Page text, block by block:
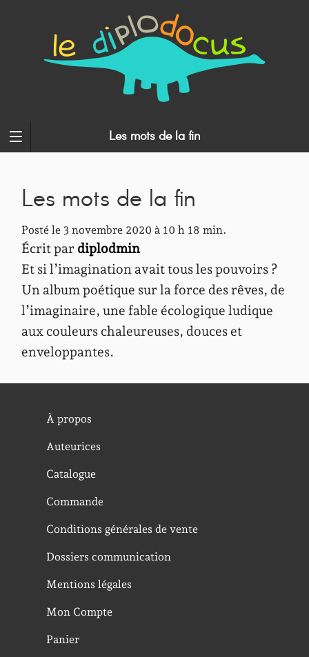
Les mots de la fin
Les mots de la fin
Posté le 3 novembre 2020 à 10 h 18 min.
Écrit par diplodmin
Et si l’imagination avait tous les pouvoirs ?
Un album poétique sur la force des rêves, de
l’imaginaire, une fable écologique ludique
aux couleurs chaleureuses, douces et
enveloppantes.
À propos
Auteurices
Catalogue
Commande
Conditions générales de vente
Dossiers communication
Mentions légales
Mon Compte
Panier